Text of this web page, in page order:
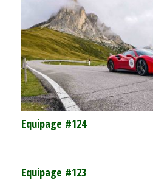
Equipage #124
Equipage #123